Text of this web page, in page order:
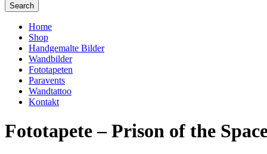
Search
Home
Shop
Handgemalte Bilder
Wandbilder
Fototapeten
Paravents
Wandtattoo
Kontakt
Fototapete – Prison of the